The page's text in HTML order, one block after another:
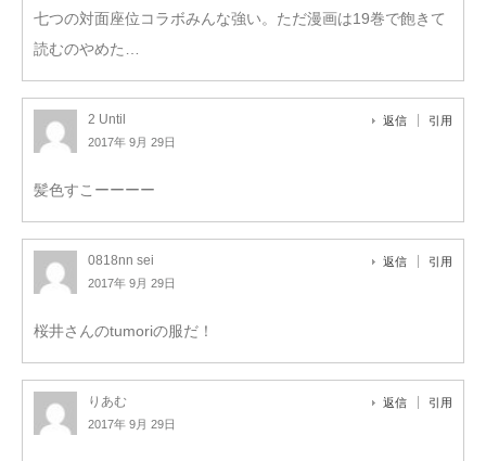
七つの対面座位コラボみんな強い。ただ漫画は19巻で飽きて
読むのやめた…
2 Until
2017年 9月 29日
返信 引用
髪色すこーーーー
0818nn sei
2017年 9月 29日
返信 引用
桜井さんのtumoriの服だ！
りあむ
2017年 9月 29日
返信 引用